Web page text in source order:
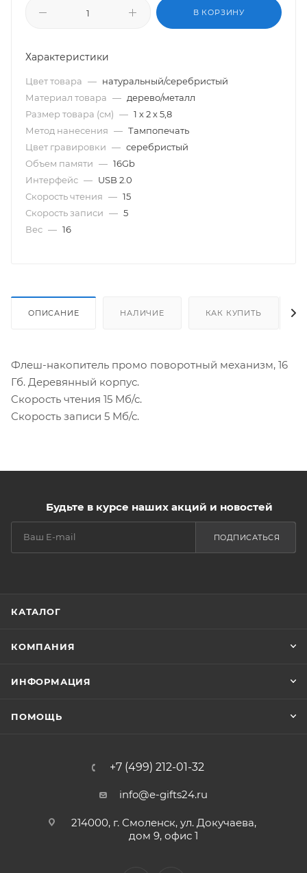
В КОРЗИНУ
Характеристики
Цвет товара — натуральный/серебристый
Материал товара — дерево/металл
Размер товара (см) — 1 х 2 х 5,8
Метод нанесения — Тампопечать
Цвет гравировки — серебристый
Объем памяти — 16Gb
Интерфейс — USB 2.0
Скорость чтения — 15
Скорость записи — 5
Вес — 16
ОПИСАНИЕ НАЛИЧИЕ КАК КУПИТЬ
Флеш-накопитель промо поворотный механизм, 16
Гб. Деревянный корпус.
Cкорость чтения 15 Мб/с.
Скорость записи 5 Мб/с.
Будьте в курсе наших акций и новостей
ПОДПИСАТЬСЯ
КАТАЛОГ
КОМПАНИЯ
ИНФОРМАЦИЯ
ПОМОЩЬ
+7 (499) 212-01-32
info@e-gifts24.ru
214000, г. Смоленск, ул. Докучаева,
дом 9, офис 1